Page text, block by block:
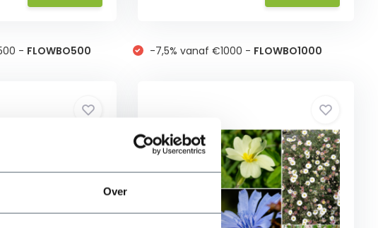
Over
- FLOWBO500 -7,5% vanaf €1000 - FLOWBO1000